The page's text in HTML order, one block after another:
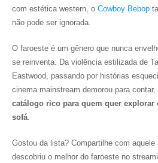
com estética western, o Cowboy Bebop
não pode ser ignorada.
O faroeste é um gênero que nunca
se reinventa. Da violência estilizada de
Eastwood, passando por histórias
cinema mainstream demorou para contar,
catálogo rico para quem quer explorar
sofá.
Gostou da lista? Compartilhe com aquele
descobriu o melhor do faroeste no